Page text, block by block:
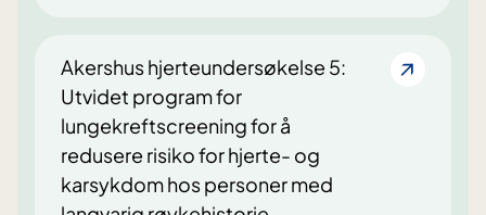
Akershus hjerteundersøkelse 5:
Utvidet program for
lungekreftscreening for å
redusere risiko for hjerte- og
karsykdom hos personer med